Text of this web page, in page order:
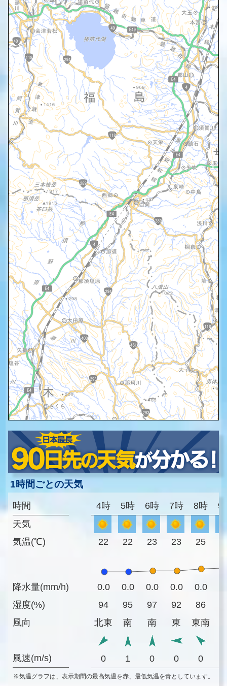
1時間ごとの天気
時間
天気
気温(℃)
降水量(mm/h)
湿度(%)
風向
風速(m/s)
4時 5時 6時 7時 8時 9
22 22 23 23 25
0.0 0.0 0.0 0.0 0.0
94
95 97 92 86
北東
南 南 東 東南
0 1 0 0 0
※気温グラフは、表示期間の最高気温を赤、最低気温を青としています。